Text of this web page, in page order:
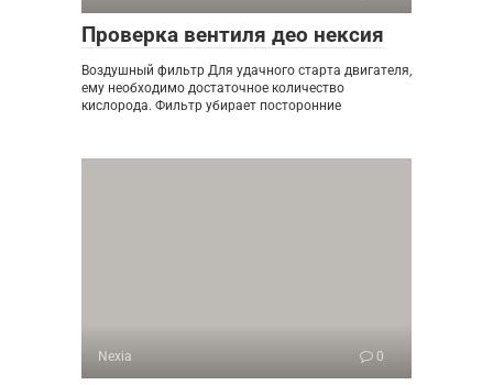
Проверка вентиля део нексия
Воздушный фильтр Для удачного старта двигателя,
ему необходимо достаточное количество
кислорода. Фильтр убирает посторонние
Nexia 0